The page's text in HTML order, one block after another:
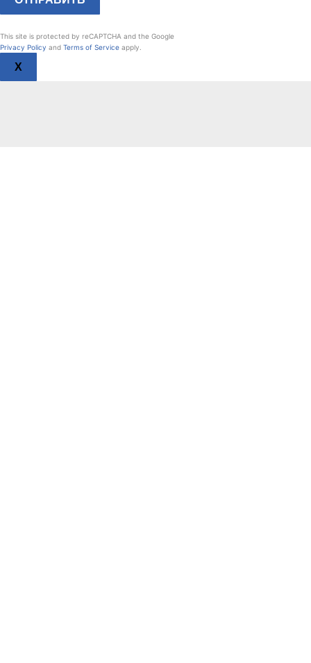
This site is protected by reCAPTCHA and the Google
Privacy Policy and Terms of Service apply.
X